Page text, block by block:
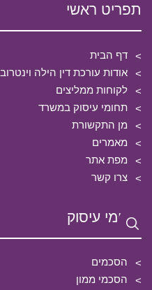
תפריט ראשי
דף הבית
אודות עורכת דין הילה וינטרוב
לקוחות ממליצים
תחומי עיסוק במשרד
מן התקשורת
מאמרים
מפת אתר
צרו קשר
תחומי עיסוק
הסכמים
הסכמי ממון